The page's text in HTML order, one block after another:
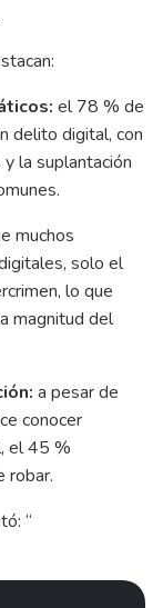
el 78 % de
delito digital, con
la suplantación
muchos
solo el
lo que
magnitud del
a pesar de
conocer
el 45 %
robar.
“